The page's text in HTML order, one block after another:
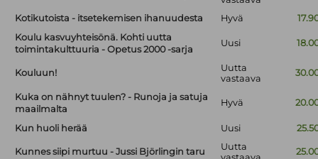
Kotikutoista - itsetekemisen ihanuudesta Hyvä
Koulu kasvuyhteisönä. Kohti uutta
toimintakulttuuria - Opetus 2000 -sarja
Uusi
Kouluun!
Uutta
vastaava
Kuka on nähnyt tuulen? - Runoja ja satuja
maailmalta
Hyvä
Kun huoli herää Uusi
Kunnes siipi murtuu - Jussi Björlingin taru
Uutta